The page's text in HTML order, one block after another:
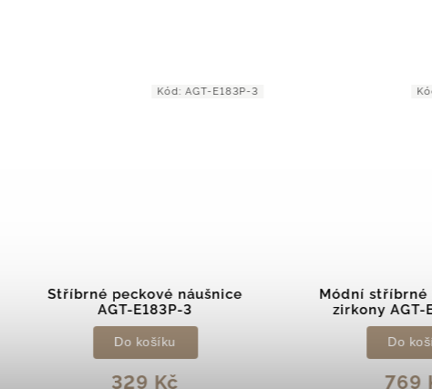
Stříbrné peckové náušnice
AGT-E183P-3
329 Kč
Do košíku
AGT-E183P-3
Módní stříbrné
zirkony AGT-
769 Kč
Do košíku
AGT-